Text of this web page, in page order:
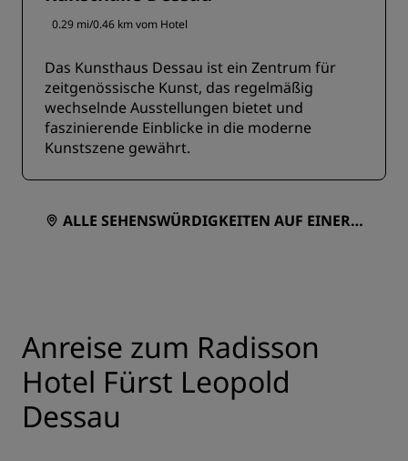
0.29 mi/0.46 km vom Hotel
Das Kunsthaus Dessau ist ein Zentrum für
zeitgenössische Kunst, das regelmäßig
wechselnde Ausstellungen bietet und
faszinierende Einblicke in die moderne
Kunstszene gewährt.
ALLE SEHENSWÜRDIGKEITEN AUF EINER K
Anreise zum Radisson
Hotel Fürst Leopold
Dessau